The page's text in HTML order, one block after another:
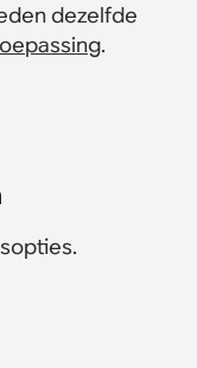
dezelfde
.